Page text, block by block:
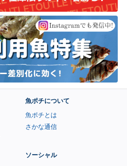
魚ポチについて
魚ポチとは
さかな通信
ソーシャル